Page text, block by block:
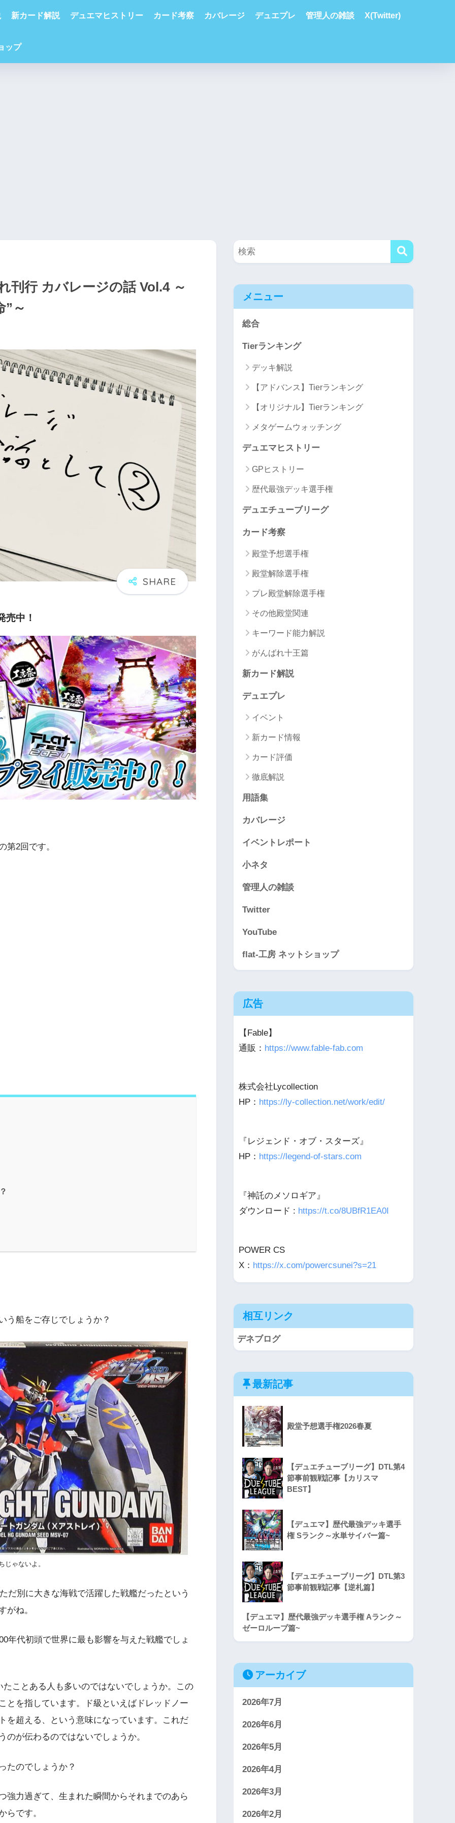
新カード解説 デュエマヒストリー カード考察 カバレージ デュエプレ 管理人の雑談 X(Twitter)
ップ
刊行 カバレージの話 Vol.4 ～
～
売中！
第2回です。
う船をご存じでしょうか？
じゃないよ。
だ別に大きな海戦で活躍した戦艦だったという
がね。
年代初頭で世界に最も影響を与えた戦艦でしょ
たことある人も多いのではないでしょうか。この
とを指しています。ド級といえばドレッドノー
を超える、という意味になっています。これだ
が伝わるのではないでしょうか。
たのでしょうか？
強力過ぎて、生まれた瞬間からそれまでのあら
らです。
メニュー
総合
Tierランキング
デッキ解説
【アドバンス】Tierランキング
【オリジナル】Tierランキング
メタゲームウォッチング
デュエマヒストリー
GPヒストリー
歴代最強デッキ選手権
デュエチューブリーグ
カード考察
殿堂予想選手権
殿堂解除選手権
プレ殿堂解除選手権
その他殿堂関連
キーワード能力解説
がんばれ十王篇
新カード解説
デュエプレ
イベント
新カード情報
カード評価
徹底解説
用語集
カバレージ
イベントレポート
小ネタ
管理人の雑談
Twitter
YouTube
flat-工房 ネットショップ
広告
【Fable】
通販： https://www.fable-fab.com
株式会社Lycollection
HP： https://ly-collection.net/work/edit/
『レジェンド・オブ・スターズ』
HP： https://legend-of-stars.com
『神託のメソロギア』
ダウンロード : https://t.co/8UBfR1EA0I
POWER CS
X： https://x.com/powercsunei?s=21
相互リンク
デネブログ
最新記事
殿堂予想選手権2026春夏
【デュエチューブリーグ】DTL第4
節事前観戦記事【カリスマ
BEST】
【デュエマ】歴代最強デッキ選手
権 Sランク～水単サイバー篇~
【デュエチューブリーグ】DTL第3
節事前観戦記事【逆札篇】
【デュエマ】歴代最強デッキ選手権 Aランク～
ゼーロループ篇~
アーカイブ
2026年7月
2026年6月
2026年5月
2026年4月
2026年3月
2026年2月